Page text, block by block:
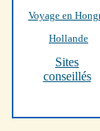
Voyage en
Hollande
Sites
conseillés